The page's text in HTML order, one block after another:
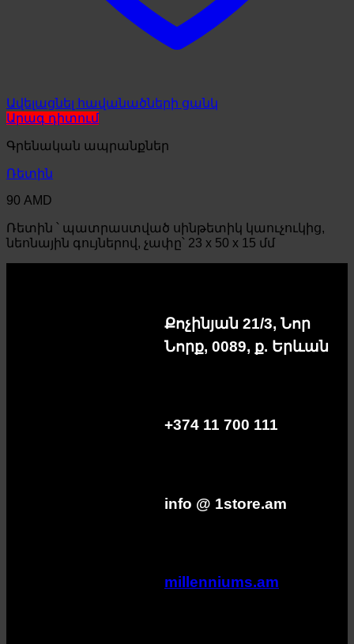
Ավելացնել հավանածների ցանկ
Արագ դիտում
Գրենական ապրանքներ
Ռետին
90 AMD
Ռետին ՝ պատրաստված սինթետիկ կաուչուկից,
նեոնային գույներով, չափը՝ 23 x 50 x 15 մմ
Քոչինյան 21/3, Նոր
Նորք, 0089, ք. Երևան
+374 11 700 111
info @ 1store.am
millenniums.am